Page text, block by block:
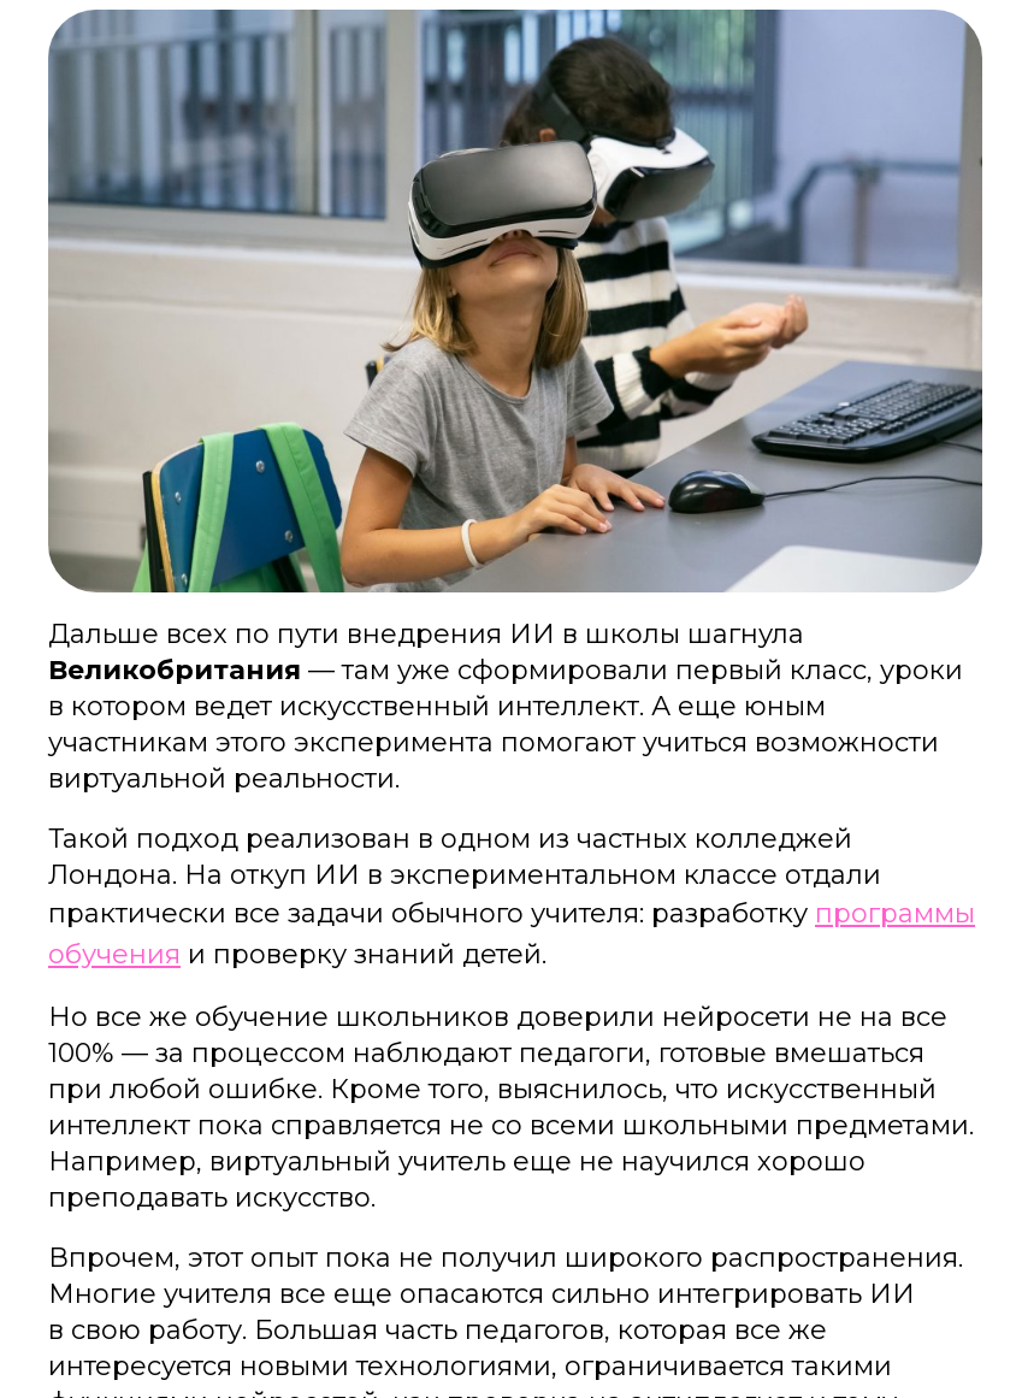
Дальше всех по пути внедрения ИИ в школы шагнула
Великобритания — там уже сформировали первый класс, уроки
в котором ведет искусственный интеллект. А еще юным
участникам этого эксперимента помогают учиться возможности
виртуальной реальности.
Такой подход реализован в одном из частных колледжей
Лондона. На откуп ИИ в экспериментальном классе отдали
практически все задачи обычного учителя: разработку программы
обучения и проверку знаний детей.
Но все же обучение школьников доверили нейросети не на все
100% — за процессом наблюдают педагоги, готовые вмешаться
при любой ошибке. Кроме того, выяснилось, что искусственный
интеллект пока справляется не со всеми школьными предметами.
Например, виртуальный учитель еще не научился хорошо
преподавать искусство.
Впрочем, этот опыт пока не получил широкого распространения.
Многие учителя все еще опасаются сильно интегрировать ИИ
в свою работу. Большая часть педагогов, которая все же
интересуется новыми технологиями, ограничивается такими